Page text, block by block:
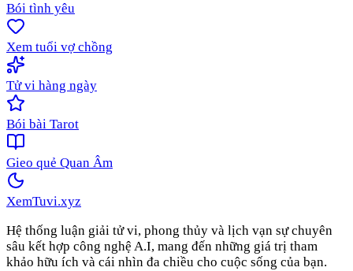
Bói tình yêu
Xem tuổi vợ chồng
Tử vi hàng ngày
Bói bài Tarot
Gieo quẻ Quan Âm
XemTuvi.xyz
Hệ thống luận giải tử vi, phong thủy và lịch vạn sự chuyên
sâu kết hợp công nghệ A.I, mang đến những giá trị tham
khảo hữu ích và cái nhìn đa chiều cho cuộc sống của bạn.